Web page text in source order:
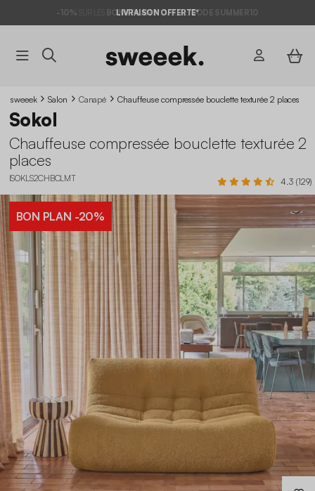
-10% BONS PLANS* AVEC LECODE SUMMER10
LIVRAISON OFFERTE*
sweeek Salon Canapé Chauffeuse compressée bouclette texturée 2 places
Sokol
Chauffeuse compressée bouclette texturée 2
places
ISOKLS2CHBCLMT 4.3 (129)
BON PLAN -20%